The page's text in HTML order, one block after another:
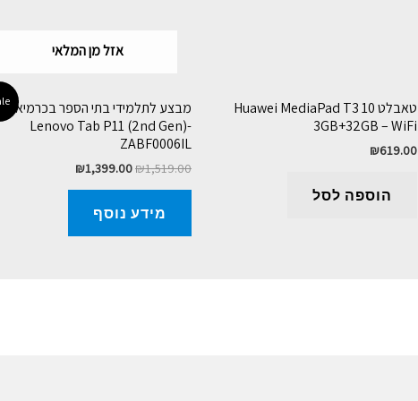
טאבלט Huawei MediaPad T3 10
3GB+32GB – WiFi
₪619.00
הוספה לסל
אזל מן המלאי
מבצע לתלמידי בתי הספר בכרמיאל
Lenovo Tab P11 (2nd Gen)-
ZABF0006IL
₪1,519.00
₪1,399.00
מידע נוסף